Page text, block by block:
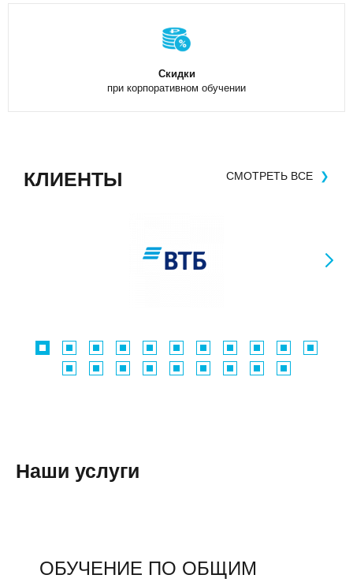
Скидки
при корпоративном обучении
КЛИЕНТЫ СМОТРЕТЬ ВСЕ ❯
Наши услуги
ОБУЧЕНИЕ ПО ОБЩИМ